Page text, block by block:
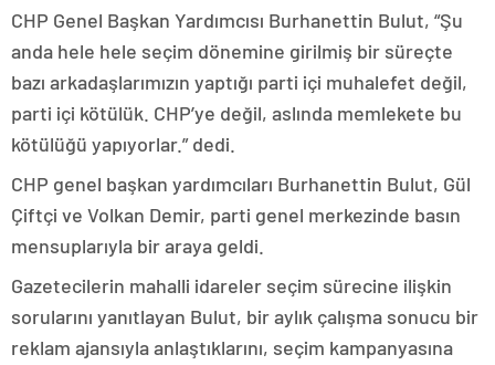
CHP Genel Başkan Yardımcısı Burhanettin Bulut, “Şu
anda hele hele seçim dönemine girilmiş bir süreçte
bazı arkadaşlarımızın yaptığı parti içi muhalefet değil,
parti içi kötülük. CHP’ye değil, aslında memlekete bu
kötülüğü yapıyorlar.” dedi.
CHP genel başkan yardımcıları Burhanettin Bulut, Gül
Çiftçi ve Volkan Demir, parti genel merkezinde basın
mensuplarıyla bir araya geldi.
Gazetecilerin mahalli idareler seçim sürecine ilişkin
sorularını yanıtlayan Bulut, bir aylık çalışma sonucu bir
reklam ajansıyla anlaştıklarını, seçim kampanyasına